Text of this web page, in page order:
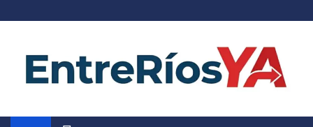
Noticias de Entre Ríos
Información de toda la provincia ahora